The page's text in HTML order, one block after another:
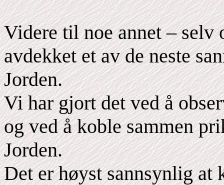
Videre til noe annet – selv
avdekket et av de neste
Jorden.
Vi har gjort det ved å
og ved å koble sammen
Jorden.
Det er høyst sannsynlig